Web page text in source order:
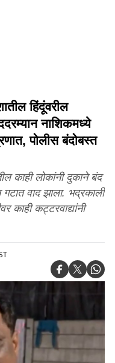
हिंदूंवरील
नाशिकमध्ये
पोलीस बंदोबस्त
काही लोकांनी दुकाने बंद
वाद झाला. भद्रकाली
काही कट्टरवाद्यांनी